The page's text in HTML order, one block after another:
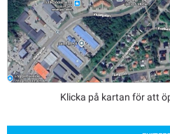
Klicka på kartan för att